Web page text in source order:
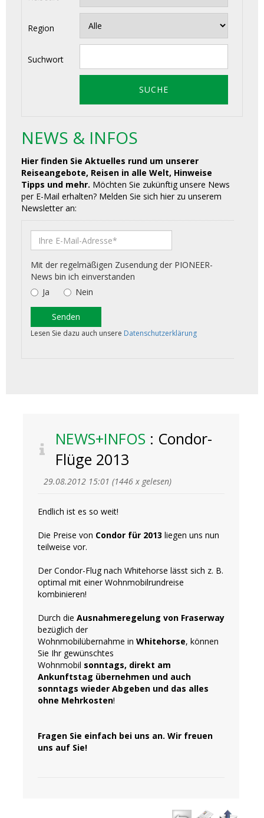
Region
Suchwort
NEWS & INFOS
Hier finden Sie Aktuelles rund um unserer
Reiseangebote, Reisen in alle Welt, Hinweise
Tipps und mehr. Möchten Sie zukünftig unsere News
per E-Mail erhalten? Melden Sie sich hier zu unserem
Newsletter an:
NEWS+INFOS : Condor-
Flüge 2013
29.08.2012 15:01 (1446 x gelesen)
Endlich ist es so weit!
Die Preise von Condor für 2013 liegen uns nun
teilweise vor.
Der Condor-Flug nach Whitehorse lässt sich z. B.
optimal mit einer Wohnmobilrundreise
kombinieren!
Durch die Ausnahmeregelung von Fraserway
bezüglich der
Wohnmobilübernahme in Whitehorse, können
Sie Ihr gewünschtes
Wohnmobil sonntags, direkt am
Ankunftstag übernehmen und auch
sonntags wieder Abgeben und das alles
ohne Mehrkosten!
Fragen Sie einfach bei uns an. Wir freuen
uns auf Sie!